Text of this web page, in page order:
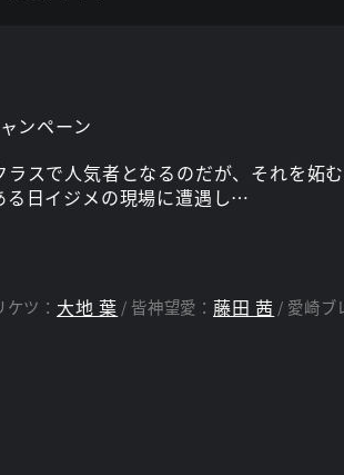
スで人気者となるのだが、それを妬
る日イジメの現場に遭遇し…
ケツ： 大地 葉 皆神望愛： 藤田 茜 愛崎ブ